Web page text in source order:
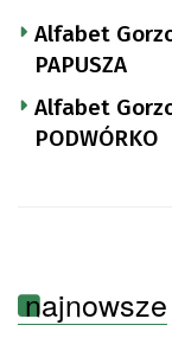
Alfabet
PAPUSZA
Alfabet
PODWÓRKO
najnowsze